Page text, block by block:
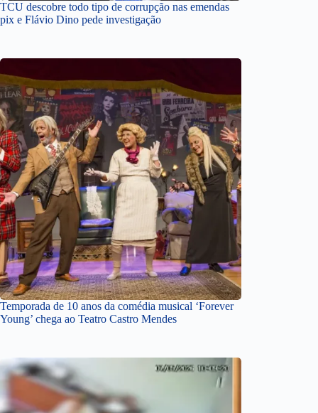
TCU descobre todo tipo de corrupção nas emendas
pix e Flávio Dino pede investigação
Temporada de 10 anos da comédia musical ‘Forever
Young’ chega ao Teatro Castro Mendes